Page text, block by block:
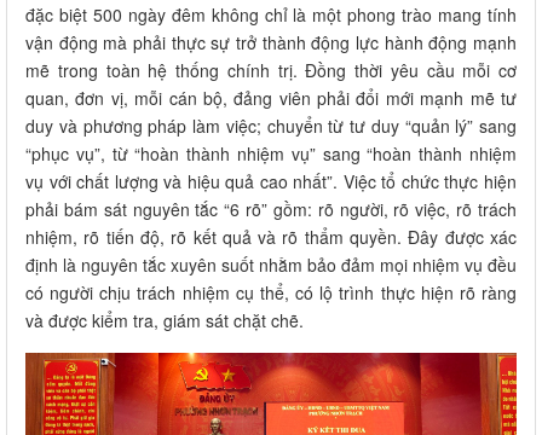
đặc biệt 500 ngày đêm không chỉ là một phong trào mang tính
vận động mà phải thực sự trở thành động lực hành động mạnh
mẽ trong toàn hệ thống chính trị. Đồng thời yêu cầu mỗi cơ
quan, đơn vị, mỗi cán bộ, đảng viên phải đổi mới mạnh mẽ tư
duy và phương pháp làm việc; chuyển từ tư duy “quản lý” sang
“phục vụ”, từ “hoàn thành nhiệm vụ” sang “hoàn thành nhiệm
vụ với chất lượng và hiệu quả cao nhất”. Việc tổ chức thực hiện
phải bám sát nguyên tắc “6 rõ” gồm: rõ người, rõ việc, rõ trách
nhiệm, rõ tiến độ, rõ kết quả và rõ thẩm quyền. Đây được xác
định là nguyên tắc xuyên suốt nhằm bảo đảm mọi nhiệm vụ đều
có người chịu trách nhiệm cụ thể, có lộ trình thực hiện rõ ràng
và được kiểm tra, giám sát chặt chẽ.